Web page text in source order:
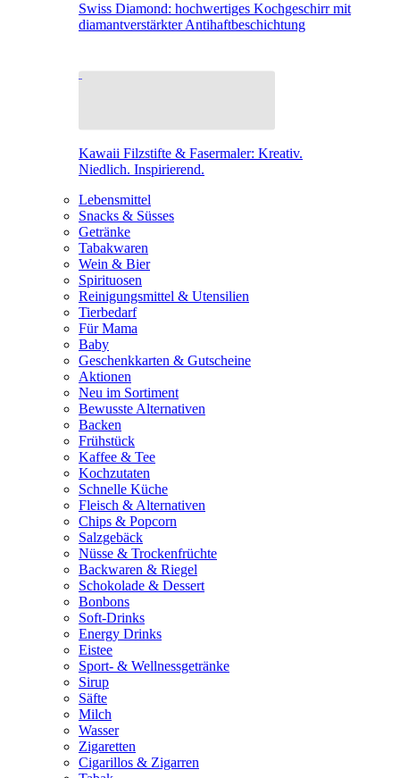
Swiss Diamond: hochwertiges Kochgeschirr mit
diamantverstärkter Antihaftbeschichtung
Kawaii Filzstifte & Fasermaler: Kreativ.
Niedlich. Inspirierend.
Lebensmittel
Snacks & Süsses
Getränke
Tabakwaren
Wein & Bier
Spirituosen
Reinigungsmittel & Utensilien
Tierbedarf
Für Mama
Baby
Geschenkkarten & Gutscheine
Aktionen
Neu im Sortiment
Bewusste Alternativen
Backen
Frühstück
Kaffee & Tee
Kochzutaten
Schnelle Küche
Fleisch & Alternativen
Chips & Popcorn
Salzgebäck
Nüsse & Trockenfrüchte
Backwaren & Riegel
Schokolade & Dessert
Bonbons
Soft-Drinks
Energy Drinks
Eistee
Sport- & Wellnessgetränke
Sirup
Säfte
Milch
Wasser
Zigaretten
Cigarillos & Zigarren